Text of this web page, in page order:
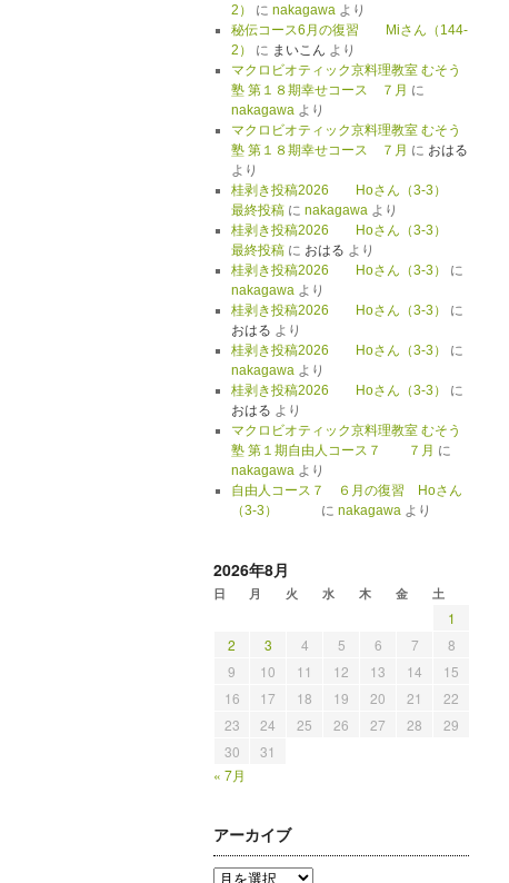
2）
に nakagawaより
秘伝コース6月の復習 Miさん（144-
2）
に まいこん より
マクロビオティック京料理教室 むそう
塾 第１８期幸せコース ７月 に
nakagawaより
マクロビオティック京料理教室 むそう
塾 第１８期幸せコース ７月 に おはる
より
桂剥き投稿2026 Hoさん（3-3）
最終投稿に nakagawaより
桂剥き投稿2026 Hoさん（3-3）
最終投稿に おはる より
桂剥き投稿2026 Hoさん（3-3）
に
nakagawaより
桂剥き投稿2026 Hoさん（3-3）
に
おはる より
桂剥き投稿2026 Hoさん（3-3）
に
nakagawaより
桂剥き投稿2026 Hoさん（3-3）
に
おはる より
マクロビオティック京料理教室 むそう
塾 第１期自由人コース７ ７月 に
nakagawaより
自由人コース７ ６月の復習 Hoさん
（3-3）
に nakagawaより
2026年8月
日 月 火 水 木 金 土
1
2
3 4 5 6 7
8
9
10 11 12 13 14
15
16
17 18 19 20 21
22
23
24 25 26 27 28
29
30
31
« 7月
アーカイブ
ア